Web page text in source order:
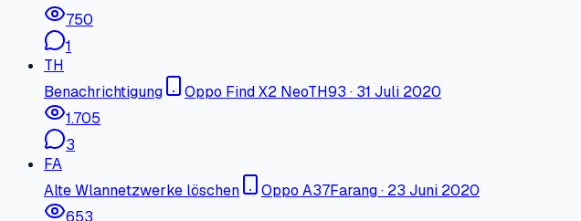
750
1
TH
Benachrichtigung
Oppo Find X2 NeoTH93 · 31 Juli 2020
1.705
3
FA
Alte Wlannetzwerke löschen
Oppo A37Farang· 23 Juni 2020
653